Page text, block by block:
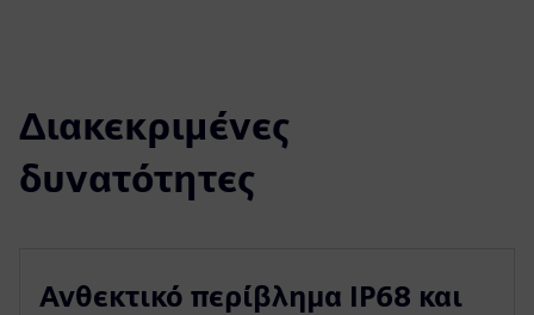
Διακεκριμένες
δυνατότητες
Ανθεκτικό περίβλημα IP68 και